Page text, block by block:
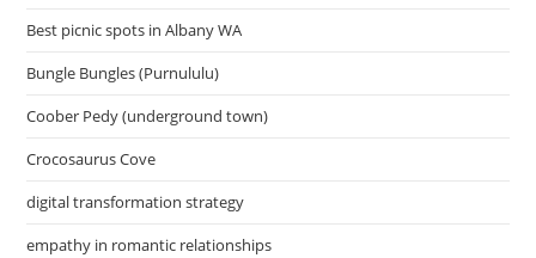
Best picnic spots in Albany WA
Bungle Bungles (Purnululu)
Coober Pedy (underground town)
Crocosaurus Cove
digital transformation strategy
empathy in romantic relationships